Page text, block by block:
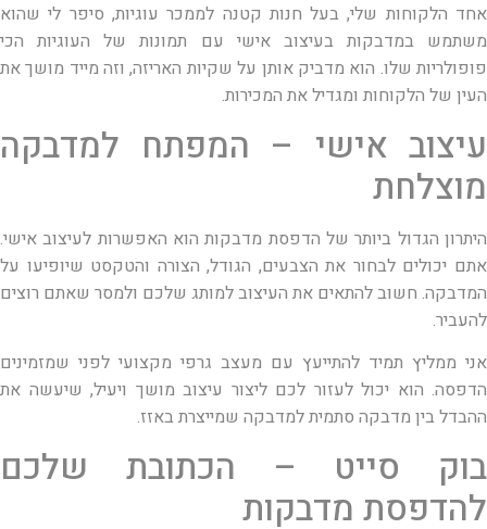
אחד הלקוחות שלי, בעל חנות קטנה לממכר עוגיות, סיפר לי שהוא
משתמש במדבקות בעיצוב אישי עם תמונות של העוגיות הכי
פופולריות שלו. הוא מדביק אותן על שקיות האריזה, וזה מייד מושך את
העין של הלקוחות ומגדיל את המכירות.
עיצוב אישי – המפתח למדבקה
מוצלחת
היתרון הגדול ביותר של הדפסת מדבקות הוא האפשרות לעיצוב אישי.
אתם יכולים לבחור את הצבעים, הגודל, הצורה והטקסט שיופיעו על
המדבקה. חשוב להתאים את העיצוב למותג שלכם ולמסר שאתם רוצים
להעביר.
אני ממליץ תמיד להתייעץ עם מעצב גרפי מקצועי לפני שמזמינים
הדפסה. הוא יכול לעזור לכם ליצור עיצוב מושך ויעיל, שיעשה את
ההבדל בין מדבקה סתמית למדבקה שמייצרת באזז.
בוק סייט – הכתובת שלכם
להדפסת מדבקות